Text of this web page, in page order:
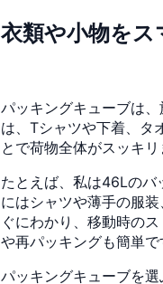
衣類や小物を
パッキングキューブは
は、Tシャツや下着、タ
とで荷物全体がスッキリ
たとえば、私は46Lのバ
にはシャツや薄手の服
ぐにわかり、移動時の
や再パッキングも簡単
パッキングキューブを